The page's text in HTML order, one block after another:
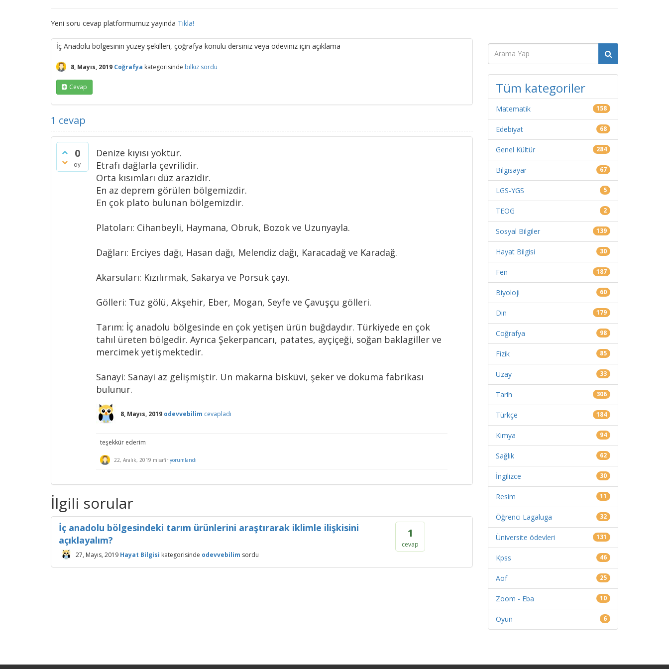
Yeni soru cevap platformumuz yayında Tıkla!
İç Anadolu bölgesinin yüzey şekilleri, çoğrafya konulu dersiniz veya ödeviniz için açıklama
8, Mayıs, 2019 Coğrafya kategorisinde bılkız sordu
Cevap
1 cevap
0
oy
Denize kıyısı yoktur.
Etrafı dağlarla çevrilidir.
Orta kısımları düz arazidir.
En az deprem görülen bölgemizdir.
En çok plato bulunan bölgemizdir.
Platoları: Cihanbeyli, Haymana, Obruk, Bozok ve Uzunyayla.
Dağları: Erciyes dağı, Hasan dağı, Melendiz dağı, Karacadağ ve Karadağ.
Akarsuları: Kızılırmak, Sakarya ve Porsuk çayı.
Gölleri: Tuz gölü, Akşehir, Eber, Mogan, Seyfe ve Çavuşçu gölleri.
Tarım: İç anadolu bölgesinde en çok yetişen ürün buğdaydır. Türkiyede en çok
tahıl üreten bölgedir. Ayrıca Şekerpancarı, patates, ayçiçeği, soğan baklagiller ve
mercimek yetişmektedir.
Sanayi: Sanayi az gelişmiştir. Un makarna bisküvi, şeker ve dokuma fabrikası
bulunur.
8, Mayıs, 2019 odevvebilim cevapladı
teşekkür ederim
22, Aralık, 2019 misafir yorumlandı
İlgili sorular
1
cevap
İç anadolu bölgesindeki tarım ürünlerini araştırarak iklimle ilişkisini
açıklayalım?
27, Mayıs, 2019 Hayat Bilgisi kategorisinde odevvebilim sordu
Tüm kategoriler
Matematik 158
Edebiyat 68
Genel Kültür 284
Bilgisayar 67
LGS-YGS 5
TEOG 2
Sosyal Bilgiler 139
Hayat Bilgisi 30
Fen 187
Biyoloji 60
Din 179
Coğrafya 98
Fizik 85
Uzay 33
Tarih 306
Türkçe 184
Kimya 94
Sağlık 62
İngilizce 30
Resim 11
Öğrenci Lagaluga 32
Üniversite ödevleri 131
Kpss 46
Aöf 25
Zoom - Eba 10
Oyun 6